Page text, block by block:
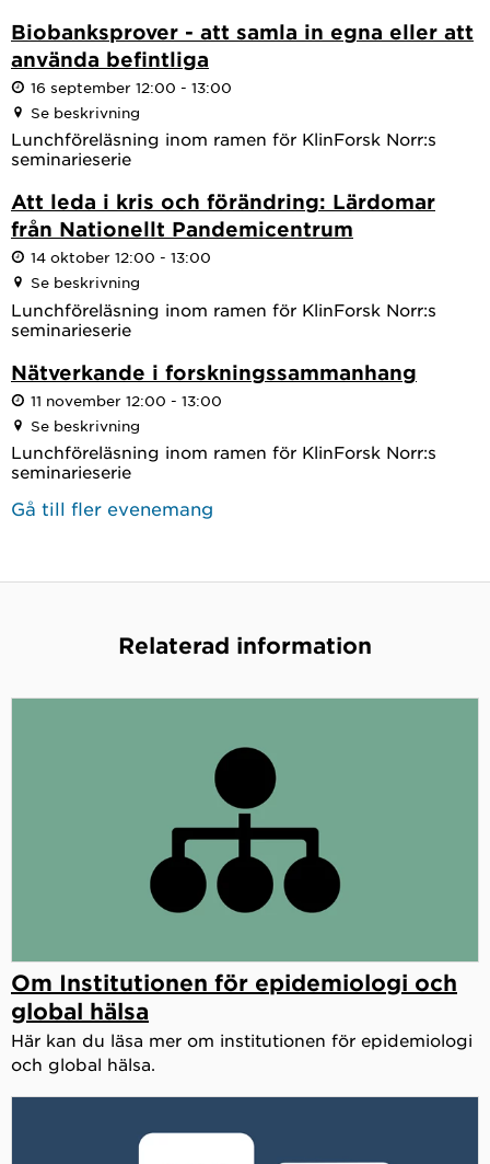
Biobanksprover - att samla in egna eller att
använda befintliga
16 september 12:00 - 13:00
Se beskrivning
Lunchföreläsning inom ramen för KlinForsk Norr:s
seminarieserie
Att leda i kris och förändring: Lärdomar
från Nationellt Pandemicentrum
14 oktober 12:00 - 13:00
Se beskrivning
Lunchföreläsning inom ramen för KlinForsk Norr:s
seminarieserie
Nätverkande i forskningssammanhang
11 november 12:00 - 13:00
Se beskrivning
Lunchföreläsning inom ramen för KlinForsk Norr:s
seminarieserie
Gå till fler evenemang
Relaterad information
Om Institutionen för epidemiologi och
global hälsa
Här kan du läsa mer om institutionen för epidemiologi
och global hälsa.